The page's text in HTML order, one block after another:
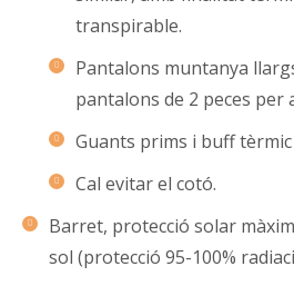
transpirable.
Pantalons muntanya
pantalons de 2 peces per
Guants prims i buff
Cal evitar el cotó.
Barret, protecció solar
sol (protecció 95-100%